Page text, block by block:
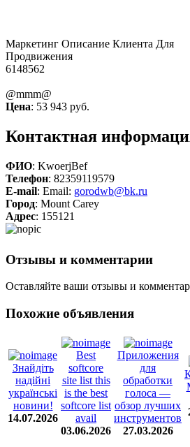
Маркетинг Описание Клиента Для
Продвижения
6148562
@mmm@
Цена: 53 943 руб.
Контактная
ФИО: KwoerjBef
Телефон: 82359119579
E-mail: Email: gorodwb@bk.ru
Город: Mount Carey
Адрес: 155121
Отзывы и комментарии
Оставляйте ваши отзывы и
Похожие объявления
Знайдіть
надійні
українські
новини!
14.07.2026
Best
softcore
site list this
is the best
softcore list
avail
03.06.2026
Приложения
для
обработки
голоса —
обзор лучших
инструментов
27.03.2026